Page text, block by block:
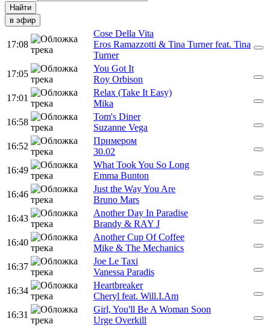
в эфир
17:08
Cose Della Vita
Eros Ramazzotti & Tina Turner feat. Tina
Turner
17:05
You Got It
Roy Orbison
17:01
Relax (Take It Easy)
Mika
16:58
Tom's Diner
Suzanne Vega
16:52
Примером
30.02
16:49
What Took You So Long
Emma Bunton
16:46
Just the Way You Are
Bruno Mars
16:43
Another Day In Paradise
Brandy & RAY J
16:40
Another Cup Of Coffee
Mike & The Mechanics
16:37
Joe Le Taxi
Vanessa Paradis
16:34
Heartbreaker
Cheryl feat. Will.I.Am
16:31
Girl, You'll Be A Woman Soon
Urge Overkill